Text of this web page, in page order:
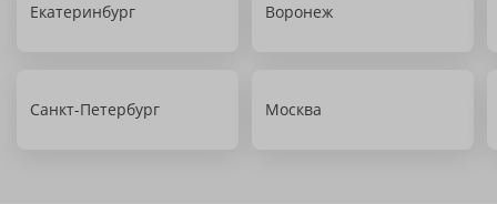
Екатеринбург Воронеж
Санкт-Петербург Москва